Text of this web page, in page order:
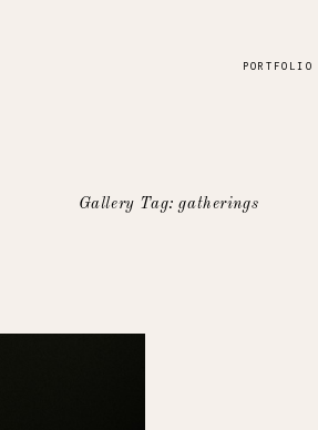
PORTFOLIO
Gallery Tag: gatherings